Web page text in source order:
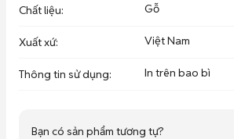
Chất liệu: Gỗ
Xuất xứ: Việt Nam
Thông tin sử dụng: In trên bao bì
Bạn có sản phẩm tương tự?